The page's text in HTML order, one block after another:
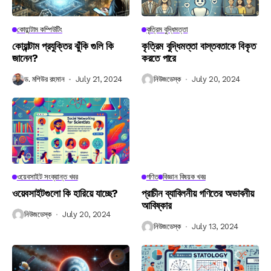
কোয়ান্টাম কম্পিউটিং
কোয়ান্টাম প্রযুক্তির ঝুঁকি গুলি কি
জানেন?
ড. মশিউর রহমান July 21, 2024
কৃত্রিম বুদ্ধিমত্তা
কৃত্রিম বুদ্ধিমত্তা বাস্তবতাকে বিকৃত
করতে পারে
নিউজডেস্ক July 20, 2024
ওয়েবসাইট সংক্রান্ত খবর
ওয়েবসাইটগুলো কি হারিয়ে যাচ্ছে?
নিউজডেস্ক July 20, 2024
গণিত বিজ্ঞান বিষয়ক খবর
প্রাচীন ব্যাবিলনীয় গণিতের অভাবনীয়
আবিষ্কার
নিউজডেস্ক July 13, 2024